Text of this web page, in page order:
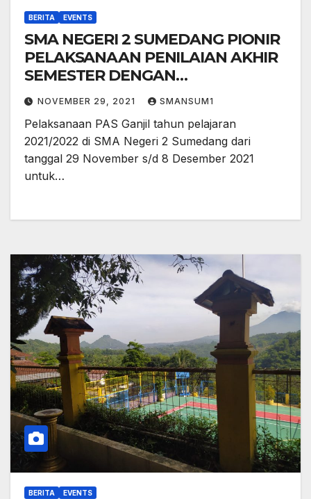
BERITA EVENTS
SMA NEGERI 2 SUMEDANG PIONIR
PELAKSANAAN PENILAIAN AKHIR
SEMESTER DENGAN
MENGGUNAKAN LMS DI
SUMEDANG
NOVEMBER 29, 2021 SMANSUM1
Pelaksanaan PAS Ganjil tahun pelajaran
2021/2022 di SMA Negeri 2 Sumedang dari
tanggal 29 November s/d 8 Desember 2021
untuk…
BERITA EVENTS